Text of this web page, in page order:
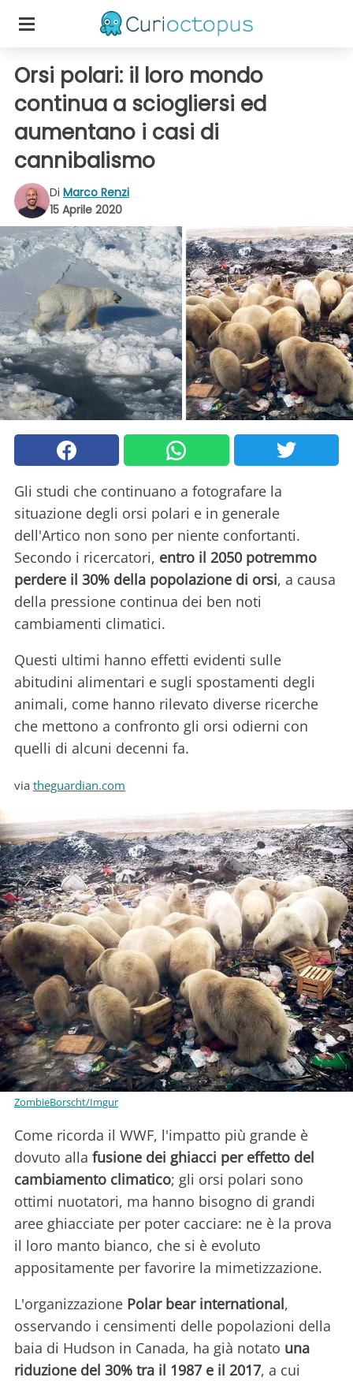
Orsi polari: il loro mondo
continua a sciogliersi ed
aumentano i casi di
cannibalismo
Di Marco Renzi
15 Aprile 2020
Gli studi che continuano a fotografare la
situazione degli orsi polari e in generale
dell'Artico non sono per niente confortanti.
Secondo i ricercatori, entro il 2050 potremmo
perdere il 30% della popolazione di orsi, a causa
della pressione continua dei ben noti
cambiamenti climatici.
Questi ultimi hanno effetti evidenti sulle
abitudini alimentari e sugli spostamenti degli
animali, come hanno rilevato diverse ricerche
che mettono a confronto gli orsi odierni con
quelli di alcuni decenni fa.
via theguardian.com
ZombieBorscht/Imgur
Come ricorda il WWF, l'impatto più grande è
dovuto alla fusione dei ghiacci per effetto del
cambiamento climatico; gli orsi polari sono
ottimi nuotatori, ma hanno bisogno di grandi
aree ghiacciate per poter cacciare: ne è la prova
il loro manto bianco, che si è evoluto
appositamente per favorire la mimetizzazione.
L'organizzazione Polar bear international,
osservando i censimenti delle popolazioni della
baia di Hudson in Canada, ha già notato una
riduzione del 30% tra il 1987 e il 2017, a cui